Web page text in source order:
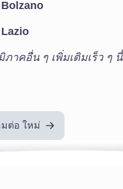
Bolzano
Lazio
ภาคอื่น ๆ เพิ่มเติมเร็ว ๆ นี้
ต่อ ใหม่